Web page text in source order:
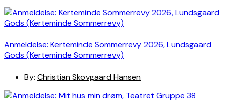
Anmeldelse: Kerteminde Sommerrevy 2026, Lundsgaard
Gods (Kerteminde Sommerrevy)
By: Christian Skovgaard Hansen